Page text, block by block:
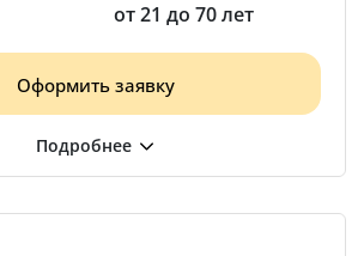
от 21 до 70 лет
Оформить заявку